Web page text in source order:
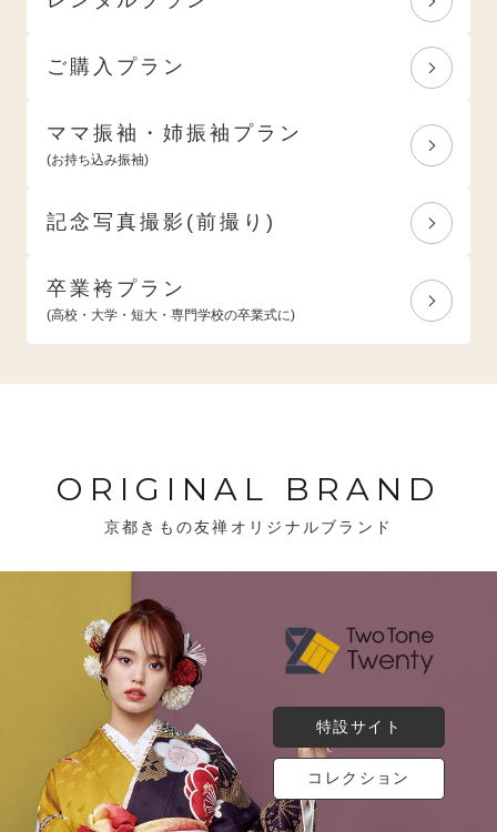
ご購入プラン
ママ振袖・姉振袖プラン
(お持ち込み振袖)
記念写真撮影(前撮り)
卒業袴プラン
(高校・大学・短大・専門学校の卒業式に)
ORIGINAL BRAND
京都きもの友禅オリジナルブランド
特設サイト
コレクション